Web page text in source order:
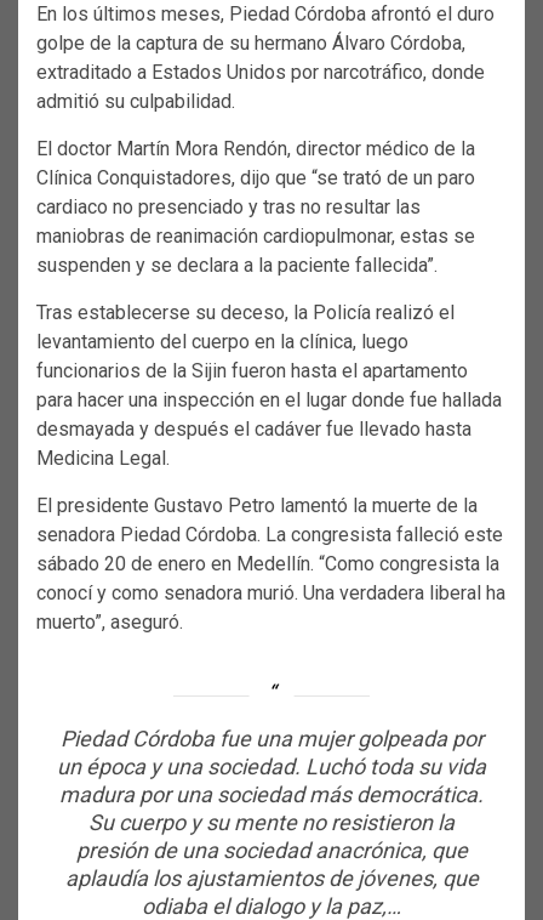
En los últimos meses, Piedad Córdoba afrontó el duro
golpe de la captura de su hermano Álvaro Córdoba,
extraditado a Estados Unidos por narcotráfico, donde
admitió su culpabilidad.
El doctor Martín Mora Rendón, director médico de la
Clínica Conquistadores, dijo que “se trató de un paro
cardiaco no presenciado y tras no resultar las
maniobras de reanimación cardiopulmonar, estas se
suspenden y se declara a la paciente fallecida”.
Tras establecerse su deceso, la Policía realizó el
levantamiento del cuerpo en la clínica, luego
funcionarios de la Sijin fueron hasta el apartamento
para hacer una inspección en el lugar donde fue hallada
desmayada y después el cadáver fue llevado hasta
Medicina Legal.
El presidente Gustavo Petro lamentó la muerte de la
senadora Piedad Córdoba. La congresista falleció este
sábado 20 de enero en Medellín. “Como congresista la
conocí y como senadora murió. Una verdadera liberal ha
muerto”, aseguró.
Piedad Córdoba fue una mujer golpeada por
un época y una sociedad. Luchó toda su vida
madura por una sociedad más democrática.
Su cuerpo y su mente no resistieron la
presión de una sociedad anacrónica, que
aplaudía los ajustamientos de jóvenes, que
odiaba el dialogo y la paz,…